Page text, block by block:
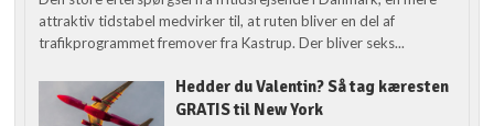
attraktiv tidstabel medvirker til, at ruten bliver en del af
trafikprogrammet fremover fra Kastrup. Der bliver seks...
Hedder du Valentin? Så tag kæresten
GRATIS til New York